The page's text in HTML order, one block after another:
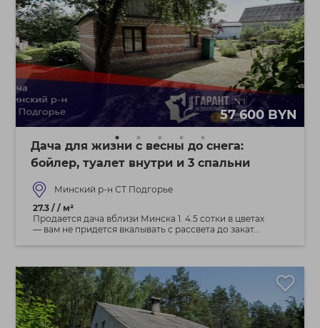
57 600 BYN
Дача для жизни с весны до снега:
бойлер, туалет внутри и 3 спальни
Минский р-н СТ Подгорье
27.3 / / м²
Продается дача вблизи Минска 1. 4.5 сотки в цветах
— вам не придется вкалывать с рассвета до закат...